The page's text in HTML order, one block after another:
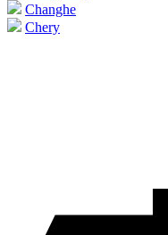
Changhe
Chery